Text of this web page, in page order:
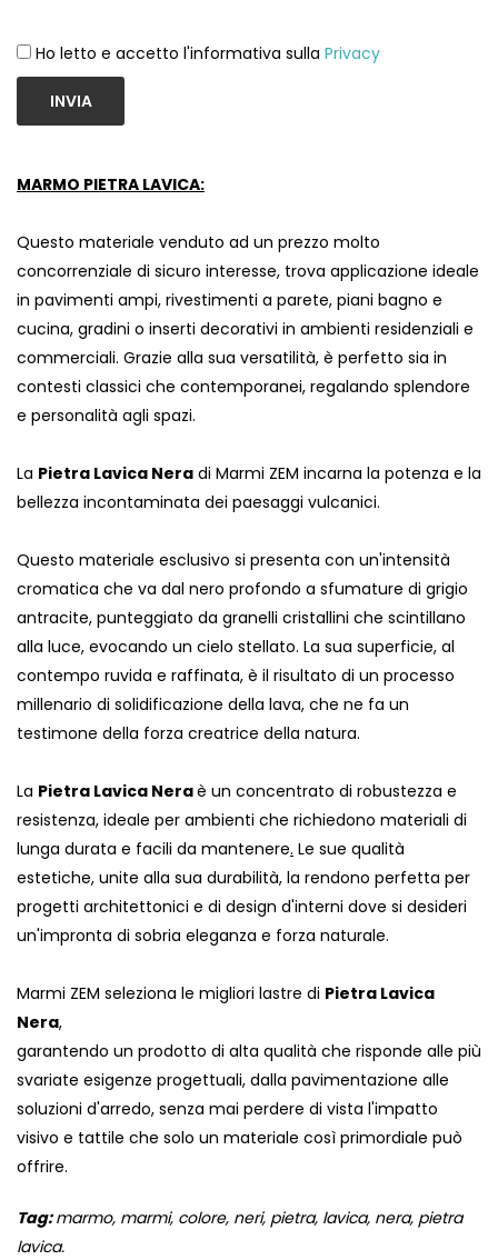
Ho letto e accetto l'informativa sulla Privacy
INVIA
MARMO PIETRA LAVICA:
Questo materiale venduto ad un prezzo molto
concorrenziale di sicuro interesse, trova applicazione ideale
in pavimenti ampi, rivestimenti a parete, piani bagno e
cucina, gradini o inserti decorativi in ambienti residenziali e
commerciali. Grazie alla sua versatilità, è perfetto sia in
contesti classici che contemporanei, regalando splendore
e personalità agli spazi.
La Pietra Lavica Nera di Marmi ZEM incarna la potenza e la
bellezza incontaminata dei paesaggi vulcanici.
Questo materiale esclusivo si presenta con un'intensità
cromatica che va dal nero profondo a sfumature di grigio
antracite, punteggiato da granelli cristallini che scintillano
alla luce, evocando un cielo stellato. La sua superficie, al
contempo ruvida e raffinata, è il risultato di un processo
millenario di solidificazione della lava, che ne fa un
testimone della forza creatrice della natura.
La Pietra Lavica Neraè un concentrato di robustezza e
resistenza, ideale per ambienti che richiedono materiali di
lunga durata e facili da mantenere. Le sue qualità
estetiche, unite alla sua durabilità, la rendono perfetta per
progetti architettonici e di design d'interni dove si desideri
un'impronta di sobria eleganza e forza naturale.
Marmi ZEM seleziona le migliori lastre di Pietra Lavica
Nera,
garantendo un prodotto di alta qualità che risponde alle più
svariate esigenze progettuali, dalla pavimentazione alle
soluzioni d'arredo, senza mai perdere di vista l'impatto
visivo e tattile che solo un materiale così primordiale può
offrire.
Tag:marmo, marmi, colore, neri, pietra, lavica, nera, pietra
lavica.